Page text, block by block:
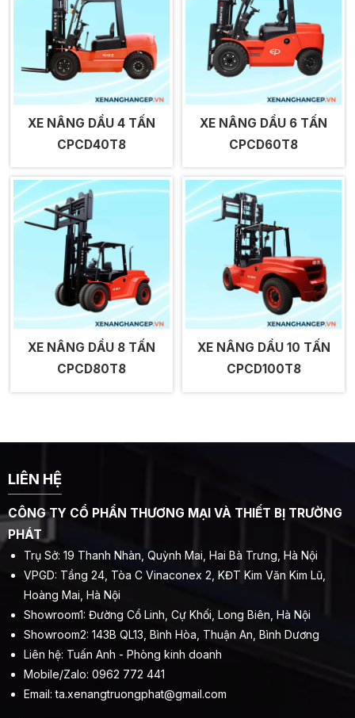
XE NÂNG DẦU 4 TẤN
CPCD40T8
XE NÂNG DẦU 6 TẤN
CPCD60T8
XE NÂNG DẦU 8 TẤN
CPCD80T8
XE NÂNG DẦU 10 TẤN
CPCD100T8
LIÊN HỆ
CÔNG TY CỔ PHẦN THƯƠNG MẠI VÀ THIẾT BỊ TRƯỜNG
PHÁT
Trụ Sở: 19 Thanh Nhàn, Quỳnh Mai, Hai Bà Trưng, Hà Nội
VPGD: Tầng 24, Tòa C Vinaconex 2, KĐT Kim Văn Kim Lũ,
Hoàng Mai, Hà Nội
Showroom1: Đường Cổ Linh, Cự Khối, Long Biên, Hà Nội
Showroom2: 143B QL13, Bình Hòa, Thuận An, Bình Dương
Liên hệ: Tuấn Anh - Phòng kinh doanh
Mobile/Zalo: 0962 772 441
Email:ta.xenangtruongphat@gmail.com